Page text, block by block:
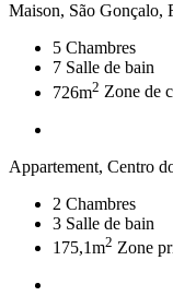
Maison, São Gonçalo,
5 Chambres
7 Salle de bain
726m2 Zone de
Appartement, Centro
2 Chambres
3 Salle de bain
175,1m2 Zone